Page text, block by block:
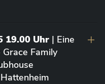
19.00 Uhr | Eine
Family